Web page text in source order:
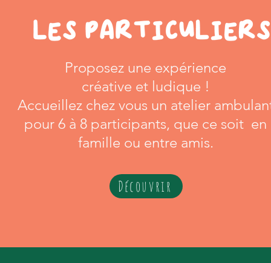
Proposez une expérience
créative et ludique !
Accueillez chez vous un atelier
pour 6 à 8 participants, que ce soit en
famille ou entre amis.
Découvrir